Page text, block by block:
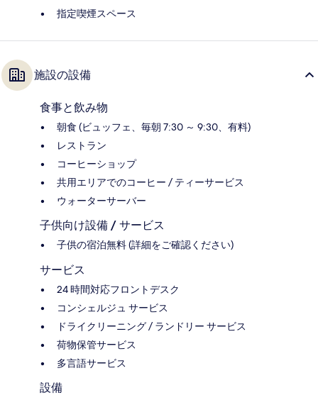
指定喫煙スペース
施設の設備
食事と飲み物
朝食 (ビュッフェ、毎朝 7:30 ～ 9:30、有料)
レストラン
コーヒーショップ
共用エリアでのコーヒー / ティーサービス
ウォーターサーバー
子供向け設備 / サービス
子供の宿泊無料 (詳細をご確認ください)
サービス
24 時間対応フロントデスク
コンシェルジュ サービス
ドライクリーニング / ランドリー サービス
荷物保管サービス
多言語サービス
設備